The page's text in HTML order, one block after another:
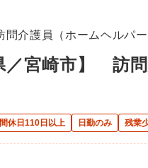
問介護員（ホームヘルパ
／宮崎市】 訪
休日110日以上 日勤のみ 残業